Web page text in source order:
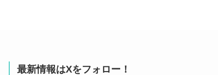
最新情報はXをフォロー！